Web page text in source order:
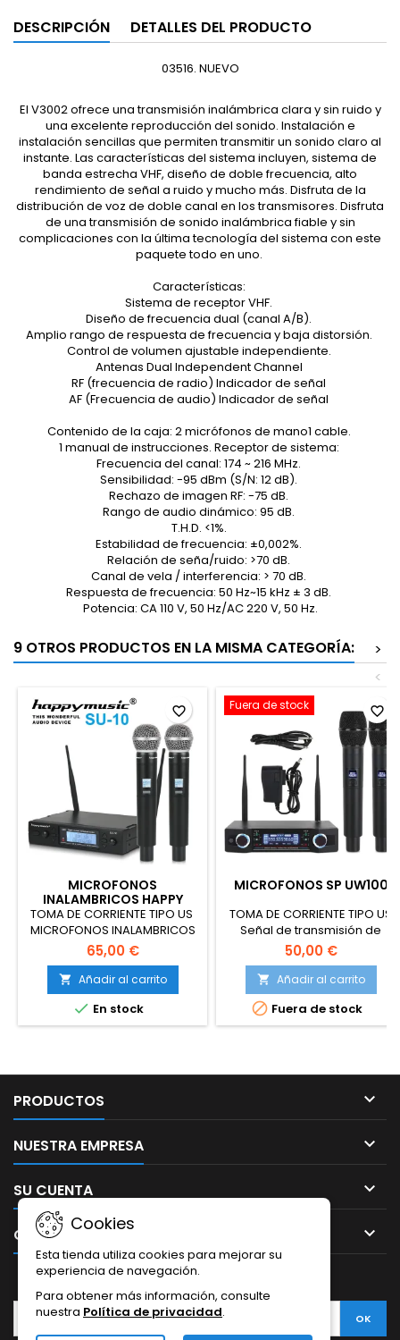
DESCRIPCIÓN DETALLES DEL PRODUCTO
03516. NUEVO
El V3002 ofrece una transmisión inalámbrica clara y sin ruido y
una excelente reproducción del sonido. Instalación e
instalación sencillas que permiten transmitir un sonido claro al
instante. Las características del sistema incluyen, sistema de
banda estrecha VHF, diseño de doble frecuencia, alto
rendimiento de señal a ruido y mucho más. Disfruta de la
distribución de voz de doble canal en los transmisores. Disfruta
de una transmisión de sonido inalámbrica fiable y sin
complicaciones con la última tecnología del sistema con este
paquete todo en uno.
Características:
Sistema de receptor VHF.
Diseño de frecuencia dual (canal A/B).
Amplio rango de respuesta de frecuencia y baja distorsión.
Control de volumen ajustable independiente.
Antenas Dual Independent Channel
RF (frecuencia de radio) Indicador de señal
AF (Frecuencia de audio) Indicador de señal
Contenido de la caja: 2 micrófonos de mano1 cable.
1 manual de instrucciones. Receptor de sistema:
Frecuencia del canal: 174 ~ 216 MHz.
Sensibilidad: -95 dBm (S/N: 12 dB).
Rechazo de imagen RF: -75 dB.
Rango de audio dinámico: 95 dB.
T.H.D. <1%.
Estabilidad de frecuencia: ±0,002%.
Relación de seña/ruido: >70 dB.
Canal de vela / interferencia: > 70 dB.
Respuesta de frecuencia: 50 Hz~15 kHz ± 3 dB.
Potencia: CA 110 V, 50 Hz/AC 220 V, 50 Hz.
9 OTROS PRODUCTOS EN LA MISMA CATEGORÍA:
>
<
MICROFONOS
INALAMBRICOS HAPPY
MUSIC SU-10
TOMA DE CORRIENTE TIPO US
MICROFONOS INALAMBRICOS
HAPPY MUSIC SU-10
65,00 €
 Añadir al carrito
 En stock
favorite_border Fuera de stock
MICROFONOS SP UW100
TOMA DE CORRIENTE TIPO US
Señal de transmisión de
banda UHF, el rango de
frecuencias entre 610-
690MHz. La parte posterior
del receptor está equipada
con 2 antenas de goma para
mejorar la señal recibida y
unos 50 metros Audio y uso
cifrado de 32 bits y código
de...
50,00 €
 Añadir al carrito
 Fuera de stock
favorite_border
PRODUCTOS 
NUESTRA EMPRESA 
SU CUENTA 
CONTACTO 
Cookies
Esta tienda utiliza cookies para mejorar su
experiencia de navegación.
Para obtener más información, consulte
nuestra Política de privacidad.
BOLETÍN